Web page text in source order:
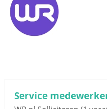
Service